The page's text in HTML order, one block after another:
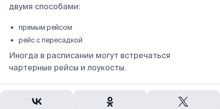
двумя способами:
прямым рейсом
рейс с пересадкой
Иногда в расписании могут встречаться
чартерные рейсы и лоукосты.